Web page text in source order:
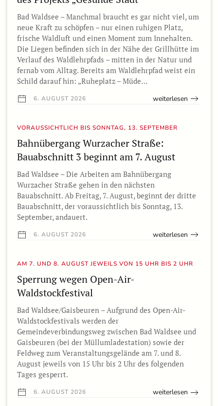
Bad Waldsee – Manchmal braucht es gar nicht viel, um
neue Kraft zu schöpfen – nur einen ruhigen Platz,
frische Waldluft und einen Moment zum Innehalten.
Die Liegen befinden sich in der Nähe der Grillhütte im
Verlauf des Waldlehrpfads – mitten in der Natur und
fernab vom Alltag. Bereits am Waldlehrpfad weist ein
Schild darauf hin: „Ruheplatz – Müde…
6. AUGUST 2026 weiterlesen
VORAUSSICHTLICH BIS SONNTAG, 13. SEPTEMBER
Bahnübergang Wurzacher Straße:
Bauabschnitt 3 beginnt am 7. August
Bad Waldsee – Die Arbeiten am Bahnübergang
Wurzacher Straße gehen in den nächsten
Bauabschnitt. Ab Freitag, 7. August, beginnt der dritte
Bauabschnitt, der voraussichtlich bis Sonntag, 13.
September, andauert.
6. AUGUST 2026 weiterlesen
AM 7. UND 8. AUGUST JEWEILS VON 15 UHR BIS 2 UHR
Sperrung wegen Open-Air-
Waldstockfestival
Bad Waldsee/Gaisbeuren – Aufgrund des Open-Air-
Waldstockfestivals werden der
Gemeindeverbindungsweg zwischen Bad Waldsee und
Gaisbeuren (bei der Müllumladestation) sowie der
Feldweg zum Veranstaltungsgelände am 7. und 8.
August jeweils von 15 Uhr bis 2 Uhr des folgenden
Tages gesperrt.
6. AUGUST 2026 weiterlesen